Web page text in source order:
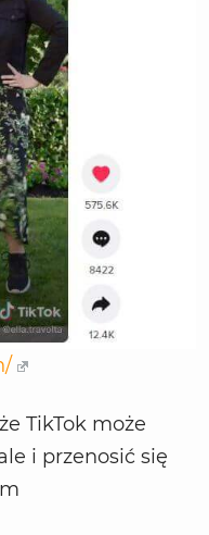
TikTok może
i przenosić się